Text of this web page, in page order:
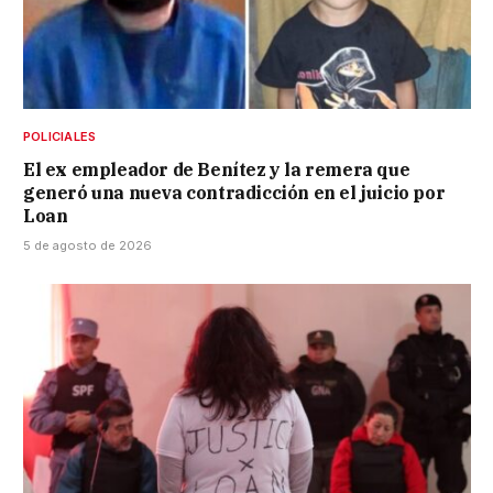
POLICIALES
El ex empleador de Benítez y la remera que
generó una nueva contradicción en el juicio por
Loan
5 de agosto de 2026